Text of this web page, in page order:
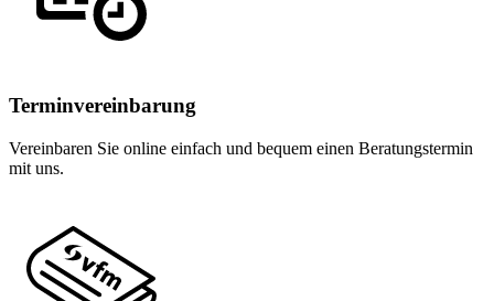
Terminvereinbarung
Vereinbaren Sie online einfach und bequem einen Beratungstermin
mit uns.